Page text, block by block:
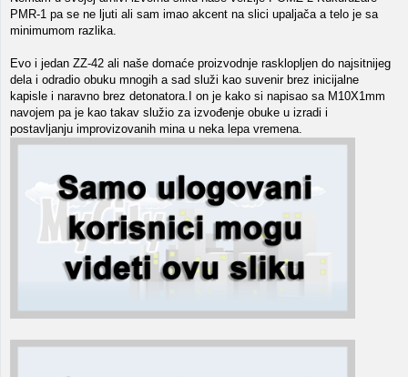
PMR-1 pa se ne ljuti ali sam imao akcent na slici upaljača a telo je sa
minimumom razlika.
Evo i jedan ZZ-42 ali naše domaće proizvodnje rasklopljen do najsitnijeg
dela i odradio obuku mnogih a sad služi kao suvenir brez inicijalne
kapisle i naravno brez detonatora.I on je kako si napisao sa M10X1mm
navojem pa je kao takav služio za izvođenje obuke u izradi i
postavljanju improvizovanih mina u neka lepa vremena.